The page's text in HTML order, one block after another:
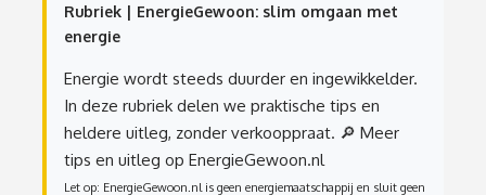
Rubriek | EnergieGewoon: slim omgaan met
energie
Energie wordt steeds duurder en ingewikkelder.
In deze rubriek delen we praktische tips en
heldere uitleg, zonder verkooppraat. 🔎 Meer
tips en uitleg op EnergieGewoon.nl
Let op: EnergieGewoon.nl is geen energiemaatschappij en sluit geen